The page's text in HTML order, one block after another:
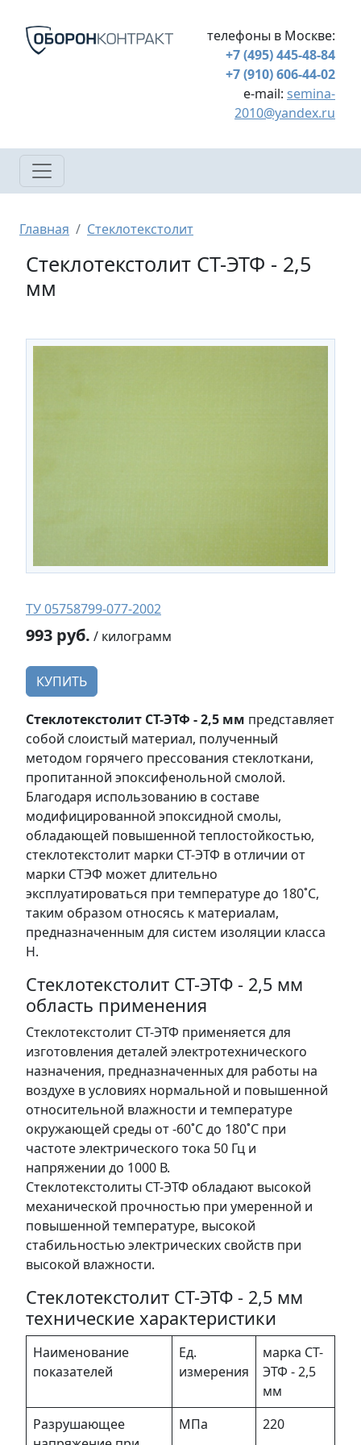
телефоны в Москве:
+7 (495) 445-48-84
+7 (910) 606-44-02
e-mail: semina-
2010@yandex.ru
Строка навигации
Главная Стеклотекстолит
Стеклотекстолит СТ-ЭТФ - 2,5
мм
ТУ 05758799-077-2002
993 руб. / килограмм
КУПИТЬ
Стеклотекстолит СТ-ЭТФ - 2,5 мм представляет
собой слоистый материал, полученный
методом горячего прессования стеклоткани,
пропитанной эпоксифенольной смолой.
Благодаря использованию в составе
модифицированной эпоксидной смолы,
обладающей повышенной теплостойкостью,
стеклотекстолит марки СТ-ЭТФ в отличии от
марки СТЭФ может длительно
эксплуатироваться при температуре до 180˚С,
таким образом относясь к материалам,
предназначенным для систем изоляции класса
Н.
Стеклотекстолит СТ-ЭТФ - 2,5 мм
область применения
Стеклотекстолит СТ-ЭТФ применяется для
изготовления деталей электротехнического
назначения, предназначенных для работы на
воздухе в условиях нормальной и повышенной
относительной влажности и температуре
окружающей среды от -60˚С до 180˚С при
частоте электрического тока 50 Гц и
напряжении до 1000 В.
Стеклотекстолиты СТ-ЭТФ обладают высокой
механической прочностью при умеренной и
повышенной температуре, высокой
стабильностью электрических свойств при
высокой влажности.
Стеклотекстолит СТ-ЭТФ - 2,5 мм
технические характеристики
Наименование
показателей
Ед.
измерения
марка СТ-
ЭТФ - 2,5
мм
Разрушающее
МПа 220